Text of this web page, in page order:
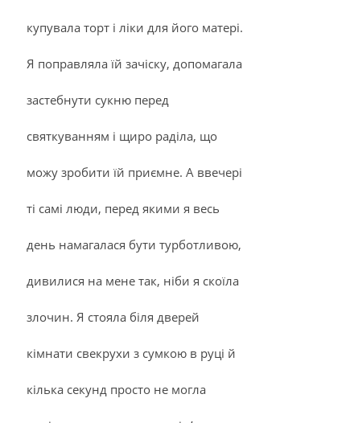
купувала торт і ліки для його матері.
Я поправляла їй зачіску, допомагала
застебнути сукню перед
святкуванням і щиро раділа, що
можу зробити їй приємне. А ввечері
ті самі люди, перед якими я весь
день намагалася бути турботливою,
дивилися на мене так, ніби я скоїла
злочин. Я стояла біля дверей
кімнати свекрухи з сумкою в руці й
кілька секунд просто не могла